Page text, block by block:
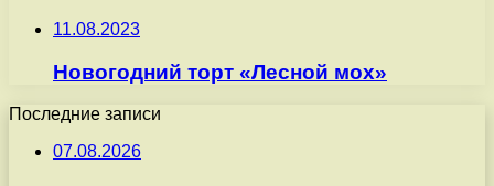
11.08.2023
Новогодний торт «Лесной мох»
Последние записи
07.08.2026